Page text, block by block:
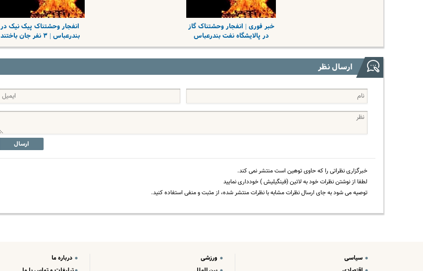
خبر فوری | انفجار وحشتناک گاز
در پالایشگاه نفت بندرعباس
انفجار وحشتناک پیک نیک در
بندرعباس | ۳ نفر جان باختند
ارسال نظر
ارسال
خبرگزاری نظراتی را که حاوی توهین است منتشر نمی کند.
لطفا از نوشتن نظرات خود به لاتین (فینگیلیش ) خودداری نمایید
توصیه می شود به جای ارسال نظرات مشابه با نظرات منتشر شده، از مثبت و منفی استفاده کنید.
سیاسی
ورزشی
درباره ما